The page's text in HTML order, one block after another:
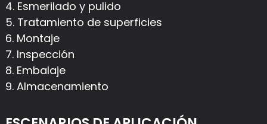
4. Esmerilado y pulido
5. Tratamiento de superficies
6. Montaje
7. Inspección
8. Embalaje
9. Almacenamiento